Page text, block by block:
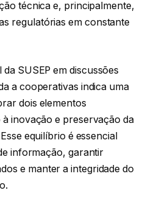
técnica e, principalmente,
regulatórias em constante
SUSEP em discussões
a cooperativas indica uma
dois elementos
inovação e preservação da
equilíbrio é essencial
informação, garantir
e manter a integridade do